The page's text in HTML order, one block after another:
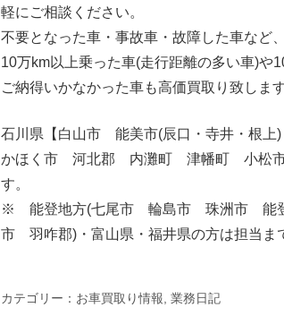
軽にご相談ください。
不要となった車・事故車・故障した車など
10万km以上乗った車(走行距離の多い車)や
ご納得いかなかった車も高価買取り致します
石川県【白山市 能美市(辰口・寺井・
かほく市 河北郡 内灘町 津幡町 小松市
す。
※ 能登地方(七尾市 輪島市 珠洲市 能
市 羽咋郡)・富山県・福井県の方は担当ま
カテゴリー： お車買取り情報 業務日記